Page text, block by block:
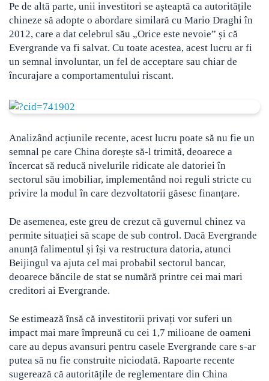
Pe de altă parte, unii investitori se așteaptă ca autoritățile
chineze să adopte o abordare similară cu Mario Draghi în
2012, care a dat celebrul său „Orice este nevoie” și că
Evergrande va fi salvat. Cu toate acestea, acest lucru ar fi
un semnal involuntar, un fel de acceptare sau chiar de
încurajare a comportamentului riscant.
Analizând acțiunile recente, acest lucru poate să nu fie un
semnal pe care China dorește să-l trimită, deoarece a
încercat să reducă nivelurile ridicate ale datoriei în
sectorul său imobiliar, implementând noi reguli stricte cu
privire la modul în care dezvoltatorii găsesc finanțare.
De asemenea, este greu de crezut că guvernul chinez va
permite situației să scape de sub control. Dacă Evergrande
anunță falimentul și își va restructura datoria, atunci
Beijingul va ajuta cel mai probabil sectorul bancar,
deoarece băncile de stat se numără printre cei mai mari
creditori ai Evergrande.
Se estimează însă că investitorii privați vor suferi un
impact mai mare împreună cu cei 1,7 milioane de oameni
care au depus avansuri pentru casele Evergrande care s-ar
putea să nu fie construite niciodată. Rapoarte recente
sugerează că autoritățile de reglementare din China